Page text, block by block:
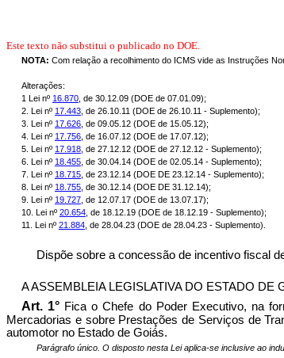
Este texto não substitui o publicado no DOE.
NOTA: Com relação a recolhimento do ICMS vide as Instruções
Alterações:
1 Lei nº 16.870, de 30.12.09 (DOE de 07.01.09);
2. Lei nº 17.443, de 26.10.11 (DOE de 26.10.11 - Suplemento);
3. Lei nº 17.626, de 09.05.12 (DOE de 15.05.12);
4. Lei nº 17.756, de 16.07.12 (DOE de 17.07.12);
5. Lei nº 17.918, de 27.12.12 (DOE de 27.12.12 - Suplemento);
6. Lei nº 18.455, de 30.04.14 (DOE de 02.05.14 - Suplemento);
7. Lei nº 18.715, de 23.12.14 (DOE DE 23.12.14 - Suplemento);
8. Lei nº 18.755, de 30.12.14 (DOE DE 31.12.14);
9. Lei nº 19.727, de 12.07.17 (DOE de 13.07.17);
10. Lei nº 20.654, de 18.12.19 (DOE de 18.12.19 - Suplemento);
11. Lei nº 21.884, de 28.04.23 (DOE de 28.04.23 - Suplemento).
Dispõe sobre a concessão de incentivo fiscal
A ASSEMBLEIA LEGISLATIVA DO ESTADO DE
Art. 1° Fica o Chefe do Poder Executivo, na
Mercadorias e sobre Prestações de Serviços de
automotor no Estado de Goiás.
Parágrafo único. O disposto nesta Lei aplica-se inclusive ao